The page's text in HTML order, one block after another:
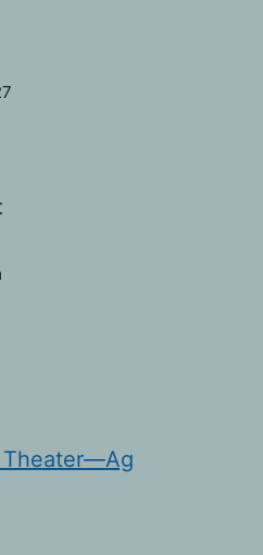
Theater—Ag